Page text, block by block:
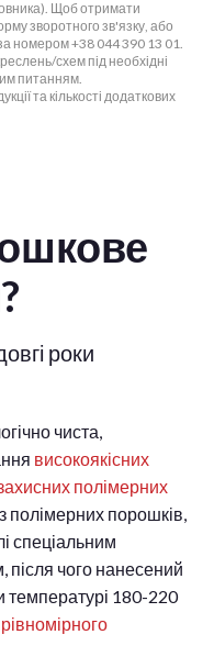
Щоб отримати
зворотного зв'язку, або
номером +38 044 390 13 01.
схем під необхідні
питанням.
та кількості додаткових
роки
чиста,
високоякісних
полімерних
полімерних порошків,
спеціальним
після чого нанесений
180-220
рівномірного